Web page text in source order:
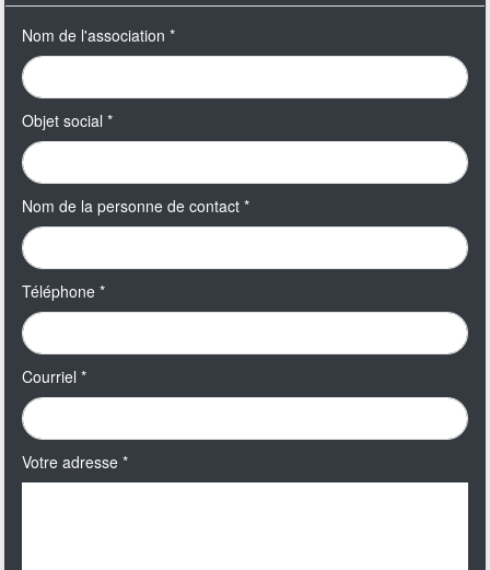
Nom de l'association*
Objet social*
Nom de la personne de contact*
Téléphone*
Courriel*
Votre adresse*